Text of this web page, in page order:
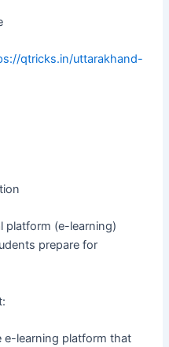
qtricks.in/uttarakhand-
platform (e-learning)
prepare for
e-learning platform that